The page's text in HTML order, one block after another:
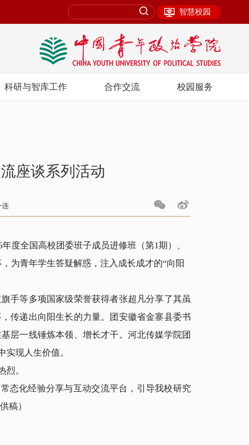
智慧校园
科研与智库工作 合作交流 校园服务
座谈系列活动
连
度全国高校团委班子成员进修班（第1期）、
为青年学生答疑解惑，注入成长成才的“向阳
等多项国家级荣誉获得者张超凡分享了其虽
传递出向阳生长的力量。团安徽省金寨县委书
层一线锤炼本领、增长才干。河北传媒学院团
现人生价值。
。
态化经验分享与互动交流平台，引导我校研究
稿）